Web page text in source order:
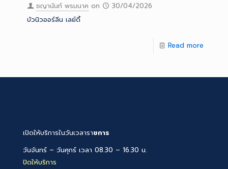
ชญานันท์ พรมนาค on
30/04/2026
บัวนิวออร์ลีน เลย์ดี้
Read more
เปิดให้บริการในวันเวลาราชการ
วันจันทร์ – วันศุกร์ เวลา 08.30 – 16.30 น.
ปิดให้บริการ